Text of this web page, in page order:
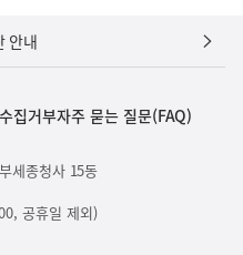
안내
집거부자주 묻는 질문(FAQ)
세종청사 15동
공휴일 제외)